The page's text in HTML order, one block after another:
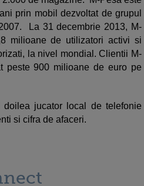
prin mobil dezvoltat de grupul
La 31 decembrie 2013, M-
milioane de utilizatori activi si
la nivel mondial. Clientii M-
peste 900 milioane de euro pe
jucator local de telefonie
si cifra de afaceri.